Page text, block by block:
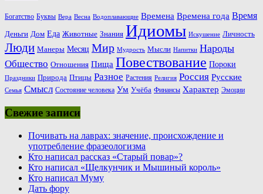
Богатство Буквы Вера Весна Водоплавающие Времена Времена года Время
Деньги Дом Еда Животные Знания Идиомы Искушение Личность
Люди Манеры Месяц Мир Мудрость Мысли Напитки Народы
Общество Отношения Пища Повествование Пороки
Праздники Природа Птицы Разное Растения Религия Россия Русские
Семья Смысл Состояние человека Ум Учёба Финансы Характер Эмоции
Свежие записи
Почивать на лаврах: значение, происхождение и
употребление фразеологизма
Кто написал рассказ «Старый повар»?
Кто написал «Щелкунчик и Мышиный король»
Кто написал Муму
Дать фору